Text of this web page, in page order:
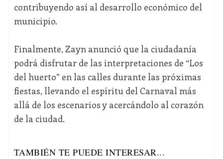
contribuyendo así al desarrollo económico del
municipio.
Finalmente, Zayn anunció que la ciudadanía
podrá disfrutar de las interpretaciones de “Los
del huerto” en las calles durante las próximas
fiestas, llevando el espíritu del Carnaval más
allá de los escenarios y acercándolo al corazón
de la ciudad.
TAMBIÉN TE PUEDE INTERESAR...